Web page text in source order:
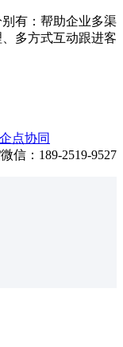
有：帮助企业多渠
多方式互动跟进客
企点协同
信：189-2519-9527